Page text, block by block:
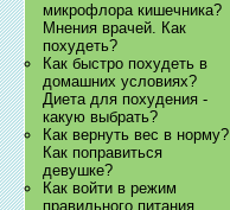
микрофлора кишечника?
Мнения врачей. Как
похудеть?
Как быстро похудеть в
домашних условиях?
Диета для похудения -
какую выбрать?
Как вернуть вес в норму?
Как поправиться
девушке?
Как войти в режим
правильного питания